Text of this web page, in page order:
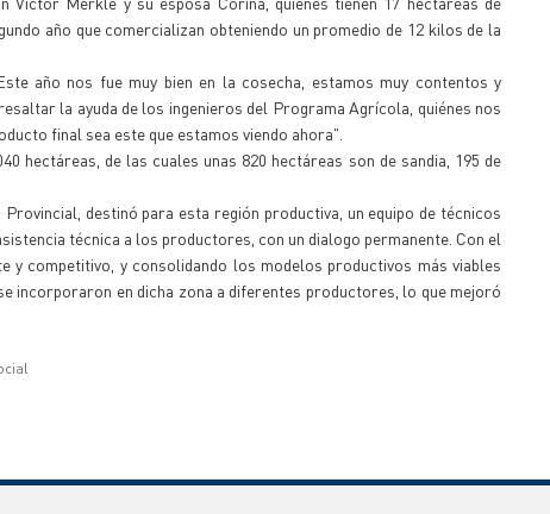
año que comercializan obteniendo un promedio de 12 kilos de la
año nos fue muy bien en la cosecha, estamos muy contentos y
la ayuda de los ingenieros del Programa Agrícola, quiénes nos
final sea este que estamos viendo ahora".
hectáreas, de las cuales unas 820 hectáreas son de sandia, 195 de
destinó para esta región productiva, un equipo de técnicos
técnica a los productores, con un dialogo permanente. Con el
competitivo, y consolidando los modelos productivos más viables
incorporaron en dicha zona a diferentes productores, lo que mejoró